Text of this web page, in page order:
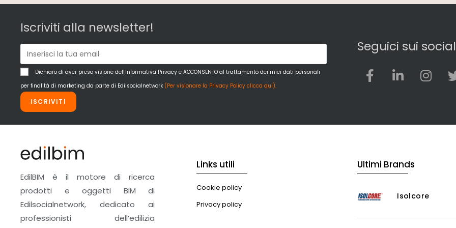
Iscriviti alla newsletter!
Dichiaro di aver preso visione dell'Informativa Privacy e ACCONSENTO al trattamento dei miei dati personali
per finalità di marketing da parte di Edilsocialnetwork (Per visionare la Privacy Policy clicca qui).
ISCRIVITI
Seguici sui social
EdilBIM è il motore di ricerca
prodotti e oggetti BIM di
Edilsocialnetwork, dedicato ai
professionisti dell’edilizia
Links utili
Cookie policy
Privacy policy
Ultimi Brands
Isolcore